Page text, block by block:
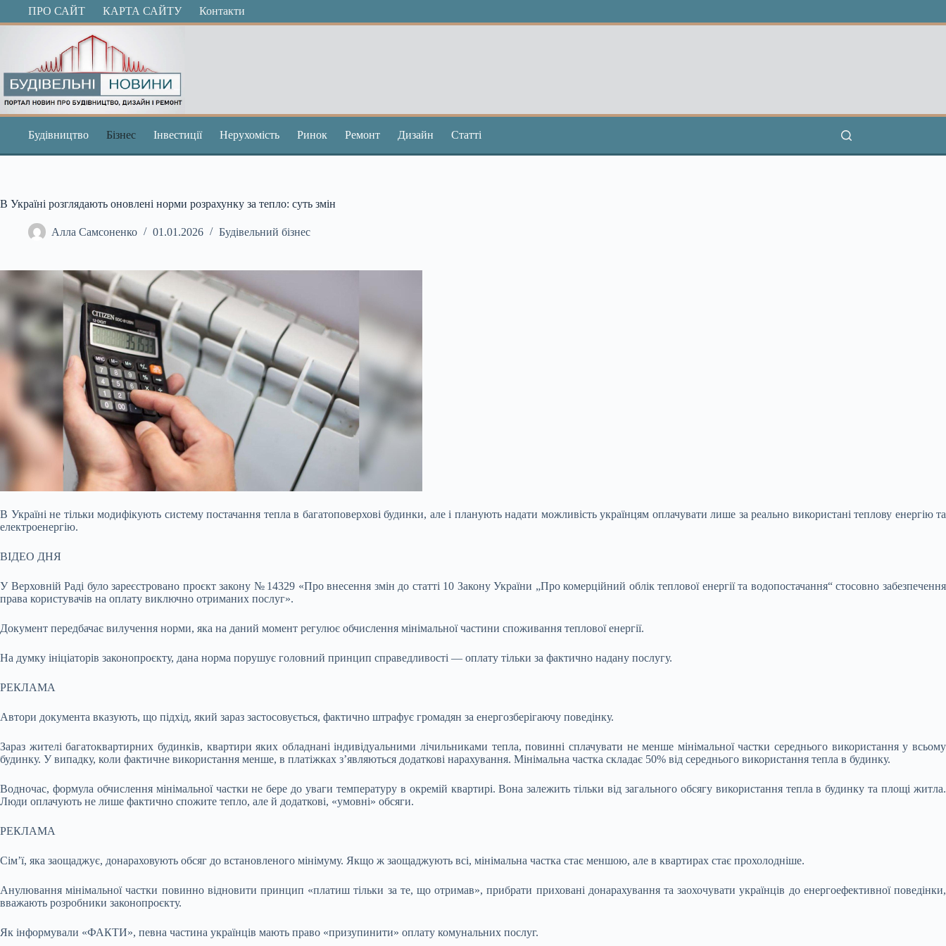
ПерейтиПРО САЙТ КАРТА САЙТУ Контакти
Будівництво Бізнес Інвестиції Нерухомість Ринок Ремонт Дизайн Статті
В Україні розглядають оновлені норми розрахунку за тепло: суть змін
Алла Самсоненко 01.01.2026 Будівельний бізнес
В Україні не тільки модифікують систему постачання тепла в багатоповерхові будинки, але і планують надати можливість українцям оплачувати лише за реально використані теплову енергію та
електроенергію.
ВІДЕО ДНЯ
У Верховній Раді було зареєстровано проєкт закону № 14329 «Про внесення змін до статті 10 Закону України „Про комерційний облік теплової енергії та водопостачання“ стосовно забезпечення
права користувачів на оплату виключно отриманих послуг».
Документ передбачає вилучення норми, яка на даний момент регулює обчислення мінімальної частини споживання теплової енергії.
На думку ініціаторів законопроєкту, дана норма порушує головний принцип справедливості — оплату тільки за фактично надану послугу.
РЕКЛАМА
Автори документа вказують, що підхід, який зараз застосовується, фактично штрафує громадян за енергозберігаючу поведінку.
Зараз жителі багатоквартирних будинків, квартири яких обладнані індивідуальними лічильниками тепла, повинні сплачувати не менше мінімальної частки середнього використання у всьому
будинку. У випадку, коли фактичне використання менше, в платіжках з’являються додаткові нарахування. Мінімальна частка складає 50% від середнього використання тепла в будинку.
Водночас, формула обчислення мінімальної частки не бере до уваги температуру в окремій квартирі. Вона залежить тільки від загального обсягу використання тепла в будинку та площі житла.
Люди оплачують не лише фактично спожите тепло, але й додаткові, «умовні» обсяги.
РЕКЛАМА
Сім’ї, яка заощаджує, донараховують обсяг до встановленого мінімуму. Якщо ж заощаджують всі, мінімальна частка стає меншою, але в квартирах стає прохолодніше.
Анулювання мінімальної частки повинно відновити принцип «платиш тільки за те, що отримав», прибрати приховані донарахування та заохочувати українців до енергоефективної поведінки,
вважають розробники законопроєкту.
Як інформували «ФАКТИ», певна частина українців мають право «призупинити» оплату комунальних послуг.